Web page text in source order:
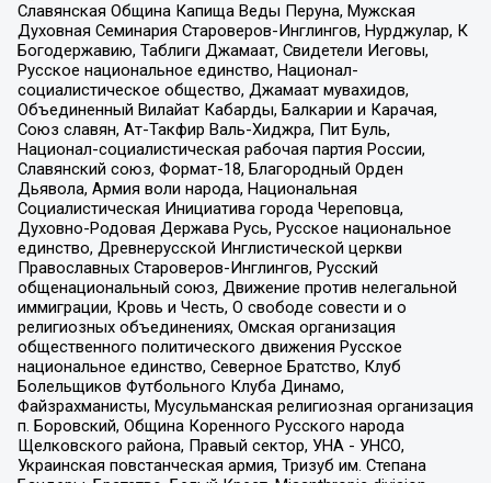
Славянская Община Капища Веды Перуна, Мужская
Духовная Семинария Староверов-Инглингов, Нурджулар, К
Богодержавию, Таблиги Джамаат, Свидетели Иеговы,
Русское национальное единство, Национал-
социалистическое общество, Джамаат мувахидов,
Объединенный Вилайат Кабарды, Балкарии и Карачая,
Союз славян, Ат-Такфир Валь-Хиджра, Пит Буль,
Национал-социалистическая рабочая партия России,
Славянский союз, Формат-18, Благородный Орден
Дьявола, Армия воли народа, Национальная
Социалистическая Инициатива города Череповца,
Духовно-Родовая Держава Русь, Русское национальное
единство, Древнерусской Инглистической церкви
Православных Староверов-Инглингов, Русский
общенациональный союз, Движение против нелегальной
иммиграции, Кровь и Честь, О свободе совести и о
религиозных объединениях, Омская организация
общественного политического движения Русское
национальное единство, Северное Братство, Клуб
Болельщиков Футбольного Клуба Динамо,
Файзрахманисты, Мусульманская религиозная организация
п. Боровский, Община Коренного Русского народа
Щелковского района, Правый сектор, УНА - УНСО,
Украинская повстанческая армия, Тризуб им. Степана